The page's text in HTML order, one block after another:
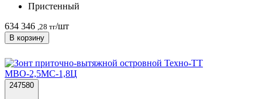
Пристенный
634 346 ,28 тг/шт
В корзину
247580